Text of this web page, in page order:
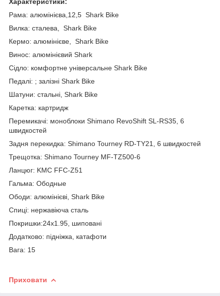
Рама: алюмінієва,12,5 Shark Bike
Вилка: сталева, Shark Bike
Кермо: алюмінієве, Shark Bike
Винос: алюмінієвий Shark
Сідло: комфортне універсальне Shark Bike
Педалі: ; залізні Shark Bike
Шатуни: стальні, Shark Bike
Каретка: картридж
Перемикачі: моноблоки Shimano RevoShift SL-RS35, 6
швидкостей
Задня перекидка: Shimano Tourney RD-TY21, 6 швидкостей
Трещотка: Shimano Tourney MF-TZ500-6
Ланцюг: KMC FFC-Z51
Гальма: Ободные
Ободи: алюмінієві, Shark Bike
Спиці: нержавіюча сталь
Покришки:24х1.95, шиповані
Додатково: підніжка, катафоти
Вага: 15
Приховати